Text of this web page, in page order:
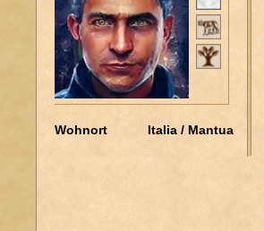
Stand
Patria Potestas
Ordo ~
Wohnort Italia / Mantua